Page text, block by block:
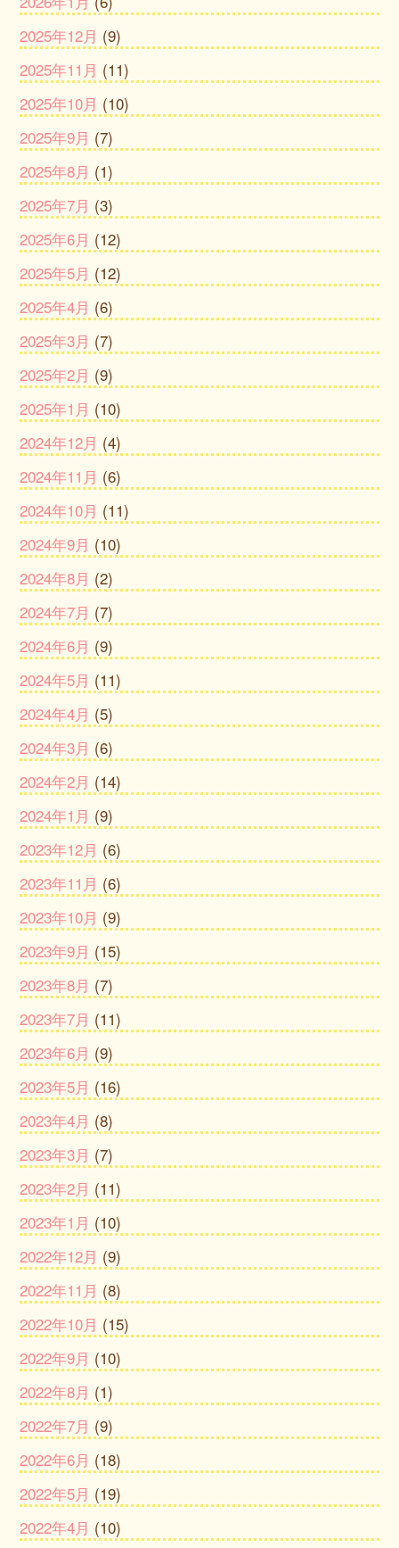
2025年12月 (9)
2025年11月 (11)
2025年10月 (10)
2025年9月 (7)
2025年8月 (1)
2025年7月 (3)
2025年6月 (12)
2025年5月 (12)
2025年4月 (6)
2025年3月 (7)
2025年2月 (9)
2025年1月 (10)
2024年12月 (4)
2024年11月 (6)
2024年10月 (11)
2024年9月 (10)
2024年8月 (2)
2024年7月 (7)
2024年6月 (9)
2024年5月 (11)
2024年4月 (5)
2024年3月 (6)
2024年2月 (14)
2024年1月 (9)
2023年12月 (6)
2023年11月 (6)
2023年10月 (9)
2023年9月 (15)
2023年8月 (7)
2023年7月 (11)
2023年6月 (9)
2023年5月 (16)
2023年4月 (8)
2023年3月 (7)
2023年2月 (11)
2023年1月 (10)
2022年12月 (9)
2022年11月 (8)
2022年10月 (15)
2022年9月 (10)
2022年8月 (1)
2022年7月 (9)
2022年6月 (18)
2022年5月 (19)
2022年4月 (10)